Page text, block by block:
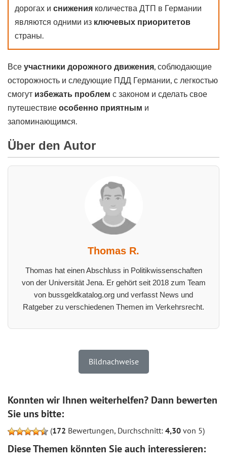
дорогах и снижения количества ДТП в Германии
являются одними из ключевых приоритетов
страны.
Все участники дорожного движения, соблюдающие
осторожность и следующие ПДД Германии, с легкостью
смогут избежать проблем с законом и сделать свое
путешествие особенно приятным и
запоминающимся.
Über den Autor
Thomas R.
Thomas hat einen Abschluss in Politikwissenschaften
von der Universität Jena. Er gehört seit 2018 zum Team
von bussgeldkatalog.org und verfasst News und
Ratgeber zu verschiedenen Themen im Verkehrsrecht.
Bildnachweise
Konnten wir Ihnen weiterhelfen? Dann bewerten
Sie uns bitte:
(172 Bewertungen, Durchschnitt: 4,30 von 5)
Diese Themen könnten Sie auch interessieren: